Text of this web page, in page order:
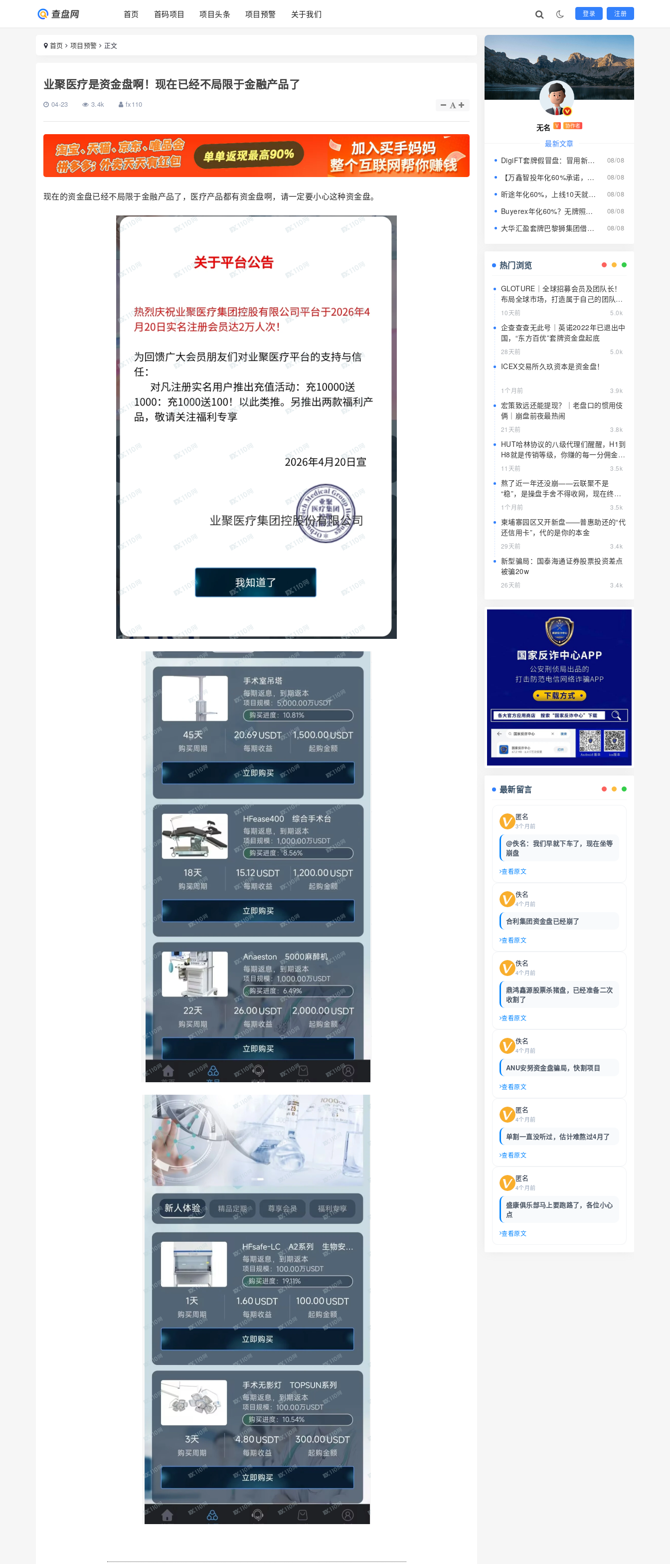
首页 首码项目 项目头条 项目预警 关于我们 登录 注册
首页 项目预警 正文
业聚医疗是资金盘啊！现在已经不局限于金融产品了
04-23 3.4k fx110
现在的资金盘已经不局限于金融产品了，医疗产品都有资金盘啊，请一定要小心这种资金盘。
无名 V 协作者
最新文章
DigiFT套牌假冒盘：冒用新加坡品牌搞七星传销，年化收益实为庞氏骗局
08/08
【万鑫智投年化60%承诺，鼎裕盟启元AI全崩，你的本金还能撑几天？】 08/08
昕途年化60%，上线10天就锁仓限提，同类返利盘京采生活已崩 08/08
Buyerex年化60%？无牌照运营，拿你的本金发收益 08/08
大华汇盈套牌巴黎狮集团借壳传销：人头费堆出的假金矿，高危期崩盘倒计时 08/08
热门浏览
GLOTURE｜全球招募会员及团队长！
布局全球市场，打造属于自己的团队事
业，想增加收入？想打造团队？加入
10天前 5.0k
企查查查无此号｜英诺2022年已退出中
国，“东方百优”套牌资金盘起底
28天前 5.0k
ICEX交易所久玖资本是资金盘！
1个月前 3.9k
宏策致远还能提现？｜老盘口的惯用伎
俩｜崩盘前夜最热闹
21天前 3.8k
HUT哈林协议的八级代理们醒醒，H1到
H8就是传销等级，你赚的每一分佣金都
是赃款
11天前 3.5k
熬了近一年还没崩——云联聚不是
“稳”，是操盘手舍不得收网，现在终于
要收了
1个月前 3.5k
柬埔寨园区又开新盘——普惠助还的“代
还信用卡”，代的是你的本金
29天前 3.4k
新型骗局：国泰海通证券股票投资差点
被骗20w
26天前 3.4k
最新留言
匿名
3个月前
@佚名：我们早就下车了，现在坐等
崩盘
查看原文
佚名
4个月前
合利集团资金盘已经崩了
查看原文
佚名
4个月前
鼎鸿鑫源股票杀猪盘，已经准备二次
收割了
查看原文
佚名
4个月前
ANU安努资金盘骗局，快割项目
查看原文
匿名
4个月前
单割一直没听过，估计难熬过4月了
查看原文
匿名
4个月前
盛康俱乐部马上要跑路了，各位小心
点
查看原文